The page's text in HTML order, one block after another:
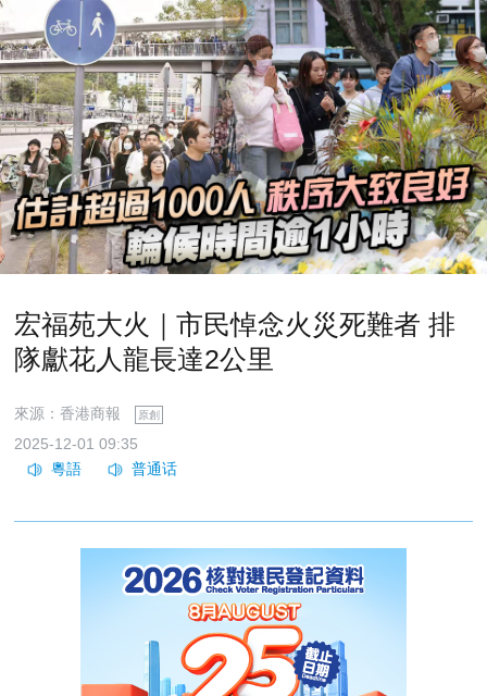
宏福苑大火｜市民悼念火災死難者 排
隊獻花人龍長達2公里
來源：香港商報 原創
2025-12-01 09:35